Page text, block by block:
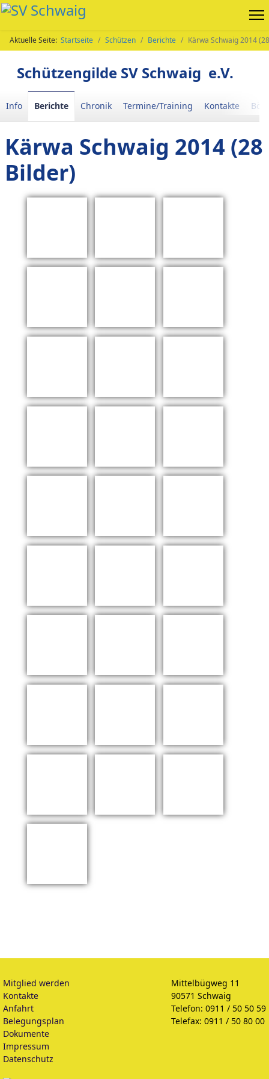
Aktuelle Seite: Startseite Schützen Berichte Kärwa Schwaig 2014
Schützengilde SV Schwaig e.V.
Info Berichte Chronik Termine/Training Kontakte
Kärwa Schwaig 2014 (28
Bilder)
Mitglied werden
Kontakte
Anfahrt
Belegungsplan
Dokumente
Impressum
Datenschutz
Mittelbügweg 11
90571 Schwaig
Telefon: 0911 / 50 50 59
Telefax: 0911 / 50 80 00